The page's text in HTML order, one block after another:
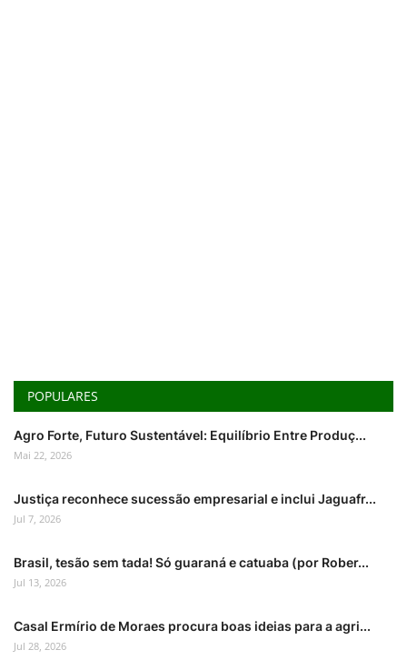
POPULARES
Agro Forte, Futuro Sustentável: Equilíbrio Entre Produç...
Mai 22, 2026
Justiça reconhece sucessão empresarial e inclui Jaguafr...
Jul 7, 2026
Brasil, tesão sem tada! Só guaraná e catuaba (por Rober...
Jul 13, 2026
Casal Ermírio de Moraes procura boas ideias para a agri...
Jul 28, 2026